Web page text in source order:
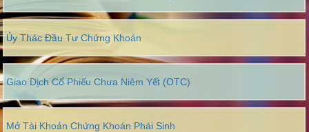
Ủy Thác Đầu Tư Chứng Khoán
Giao Dịch Cổ Phiếu Chưa Niêm Yết (OTC)
Mở Tài Khoản Chứng Khoán Phái Sinh